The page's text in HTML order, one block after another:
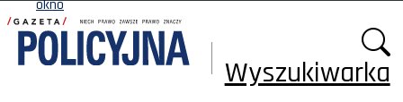
okno
Wyszukiwarka